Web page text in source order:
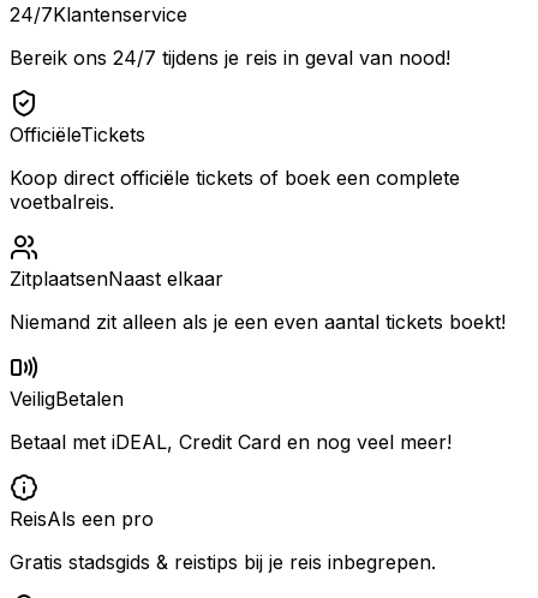
24/7Klantenservice
Bereik ons 24/7 tijdens je reis in geval van nood!
OfficiëleTickets
Koop direct officiële tickets of boek een complete
voetbalreis.
ZitplaatsenNaast elkaar
Niemand zit alleen als je een even aantal tickets boekt!
VeiligBetalen
Betaal met iDEAL, Credit Card en nog veel meer!
ReisAls een pro
Gratis stadsgids & reistips bij je reis inbegrepen.